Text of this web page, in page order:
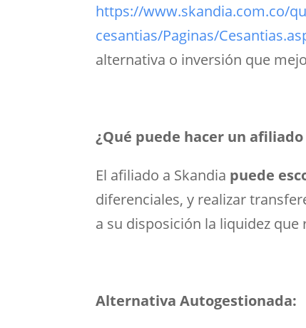
https://www.skandia.com.co/
cesantias/Paginas/
alternativa o inversión que
¿Qué puede hacer un afiliado
El afiliado a Skandia puede
diferenciales, y realizar
a su disposición la liquidez que
Alternativa Autogestionada: